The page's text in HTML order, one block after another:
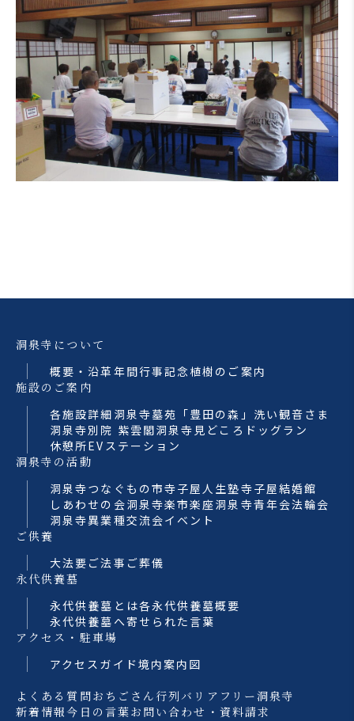
洞泉寺について
概要・沿革 年間行事記念植樹のご案内
施設のご案内
各施設詳細 洞泉寺墓苑「豊田の森」 洗い観音さま
洞泉寺別院 紫雲閣洞泉寺見どころ ドッグラン
休憩所EVステーション
洞泉寺の活動
洞泉寺つなぐもの市寺子屋人生塾寺子屋結婚館
しあわせの会洞泉寺楽市楽座洞泉寺青年会法輪会
洞泉寺異業種交流会イベント
ご供養
大法要 ご法事 ご葬儀
永代供養墓
永代供養墓とは各永代供養墓概要
永代供養墓へ寄せられた言葉
アクセス・駐車場
アクセスガイド境内案内図
よくある質問おちごさん行列バリアフリー洞泉寺
新着情報今日の言葉お問い合わせ・資料請求